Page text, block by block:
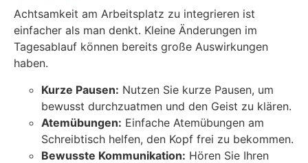
Achtsamkeit am Arbeitsplatz zu integrieren ist
einfacher als man denkt. Kleine Änderungen im
Tagesablauf können bereits große Auswirkungen
haben.
Kurze Pausen: Nutzen Sie kurze Pausen, um
bewusst durchzuatmen und den Geist zu klären.
Atemübungen: Einfache Atemübungen am
Schreibtisch helfen, den Kopf frei zu bekommen.
Bewusste Kommunikation: Hören Sie Ihren